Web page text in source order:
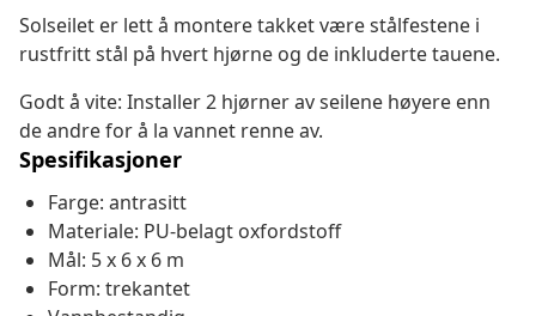
Solseilet er lett å montere takket være stålfestene i
rustfritt stål på hvert hjørne og de inkluderte tauene.
Godt å vite: Installer 2 hjørner av seilene høyere enn
de andre for å la vannet renne av.
Spesifikasjoner
Farge: antrasitt
Materiale: PU-belagt oxfordstoff
Mål: 5 x 6 x 6 m
Form: trekantet